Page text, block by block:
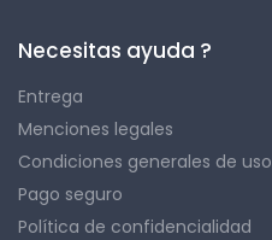
Necesitas ayuda ?
Entrega
Menciones legales
Condiciones generales de uso
Pago seguro
Política de confidencialidad